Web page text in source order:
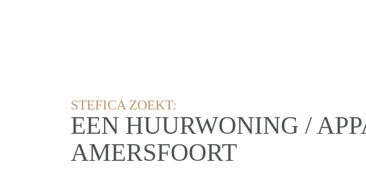
STEFICA ZOEKT:
EEN HUURWONING /
AMERSFOORT